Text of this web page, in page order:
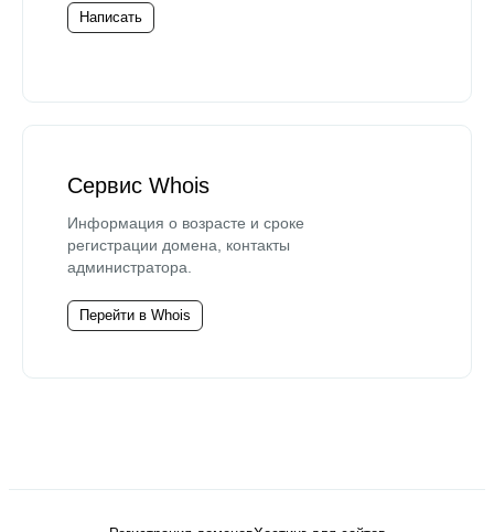
Написать
Сервис Whois
Информация о возрасте и сроке
регистрации домена, контакты
администратора.
Перейти в Whois